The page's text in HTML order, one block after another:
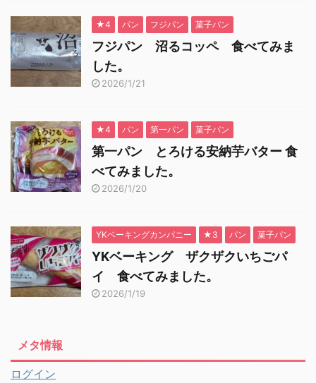
★4 パン フジパン 菓子パン
フジパン 沼るコッペ 食べてみま
した。
2026/1/21
★4 パン 第一パン 菓子パン
第一パン とろける安納芋バター 食
べてみました。
2026/1/20
YKベーキングカンパニー ★3 パン 菓子パン
YKベーキング ザクザクいちごパ
イ 食べてみました。
2026/1/19
メタ情報
ログイン